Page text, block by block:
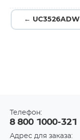
← UC3526ADW
Телефон:
8 800 1000-321
Адрес для заказа: